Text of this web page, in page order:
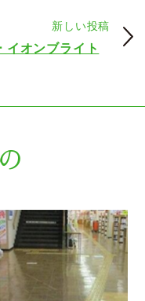
新しい投稿
イオンブライト